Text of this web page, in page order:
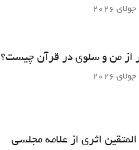
از من و سلوی در قرآن چیست؟
اثری از علامه مجلسی